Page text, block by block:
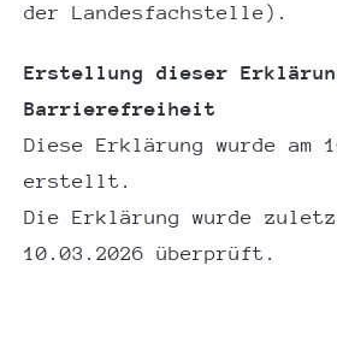
der Landesfachstelle).
Erstellung dieser
Barrierefreiheit
Diese Erklärung wurde am
erstellt.
Die Erklärung wurde
10.03.2026 überprüft.